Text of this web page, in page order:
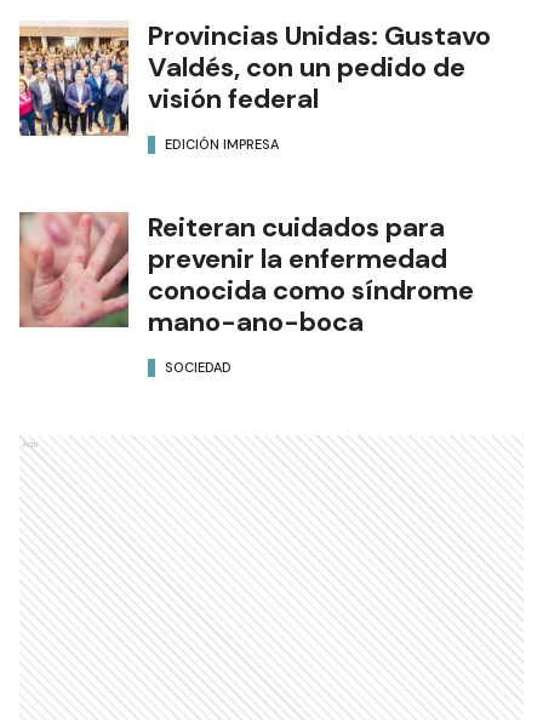
Provincias Unidas: Gustavo
Valdés, con un pedido de
visión federal
EDICIÓN IMPRESA
Reiteran cuidados para
prevenir la enfermedad
conocida como síndrome
mano-ano-boca
SOCIEDAD
Ads